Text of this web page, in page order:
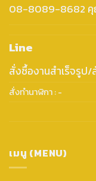
08-8089-8682
Line
สั่งซื้องานสำเร็จรูป/
สั่งทำนาฬิกา : -
เมนู (MENU)